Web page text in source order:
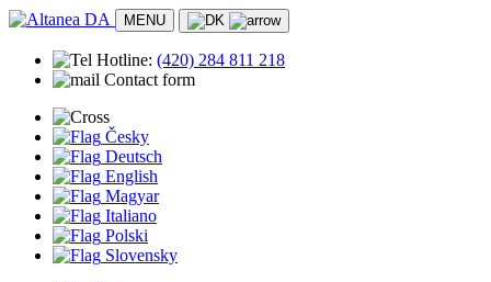
MENU
Hotline: (420) 284 811 218
Contact form
Česky
Deutsch
English
Magyar
Italiano
Polski
Slovensky